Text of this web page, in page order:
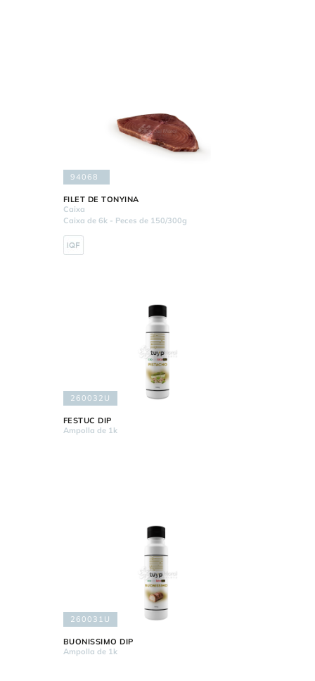
94068
FILET DE TONYINA
Caixa
Caixa de 6k - Peces de 150/300g
260032U
FESTUC DIP
Ampolla de 1k
260031U
BUONISSIMO DIP
Ampolla de 1k